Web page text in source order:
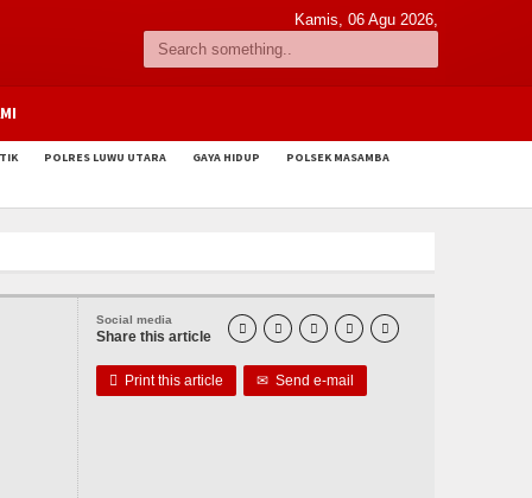
Kamis, 06 Agu 2026,
POLRES LUWU UTARA GAYA HIDUP POLSEK MASAMBA
Social media
Share this article     
 Print this article ✉ Send e-mail